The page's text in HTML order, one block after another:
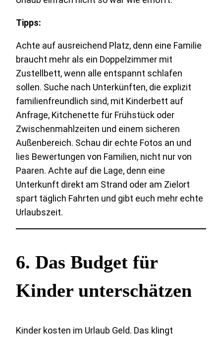
Tipps:
Achte auf ausreichend Platz, denn eine Familie
braucht mehr als ein Doppelzimmer mit
Zustellbett, wenn alle entspannt schlafen
sollen. Suche nach Unterkünften, die explizit
familienfreundlich sind, mit Kinderbett auf
Anfrage, Kitchenette für Frühstück oder
Zwischenmahlzeiten und einem sicheren
Außenbereich. Schau dir echte Fotos an und
lies Bewertungen von Familien, nicht nur von
Paaren. Achte auf die Lage, denn eine
Unterkunft direkt am Strand oder am Zielort
spart täglich Fahrten und gibt euch mehr echte
Urlaubszeit.
6. Das Budget für
Kinder unterschätzen
Kinder kosten im Urlaub Geld. Das klingt